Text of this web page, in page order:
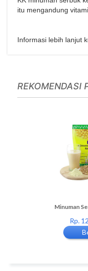
itu mengandung
Informasi lebih lanjut
REKOMENDASI
Minuman
Rp.